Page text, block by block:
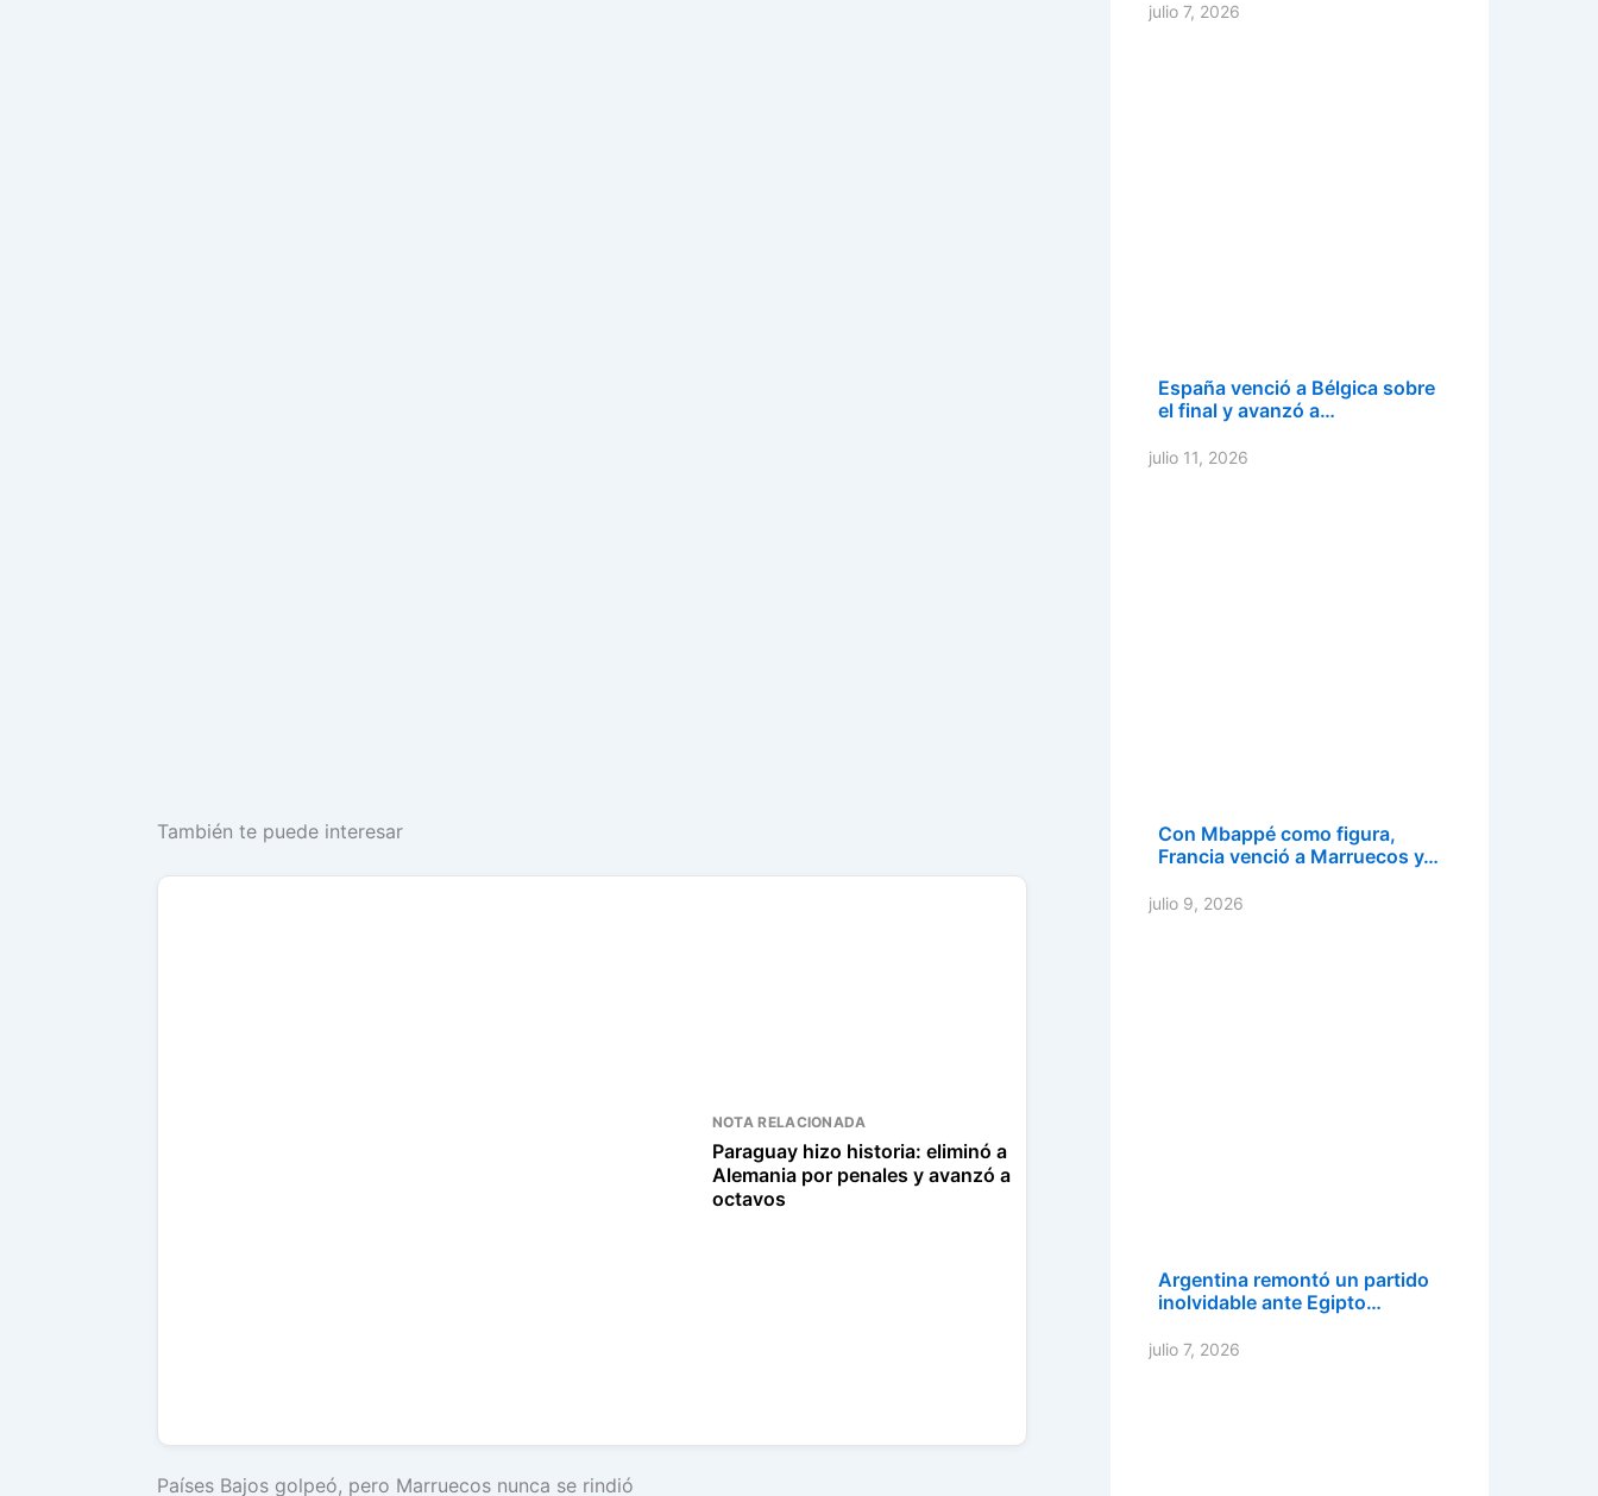
También te puede interesar
NOTA RELACIONADA
Paraguay hizo historia: eliminó a
Alemania por penales y avanzó a
octavos
Países Bajos golpeó, pero Marruecos nunca se rindió
julio 7, 2026
España venció a Bélgica sobre
el final y avanzó a…
julio 11, 2026
Con Mbappé como figura,
Francia venció a Marruecos y…
julio 9, 2026
Argentina remontó un partido
inolvidable ante Egipto…
julio 7, 2026